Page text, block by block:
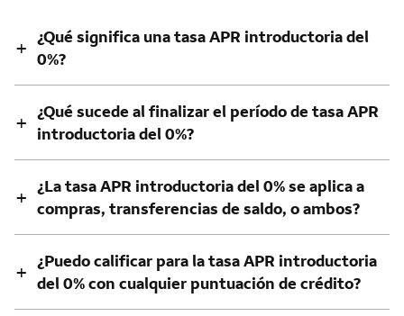
+ ¿Qué significa una tasa APR introductoria del
0%?
+ ¿Qué sucede al finalizar el período de tasa APR
introductoria del 0%?
+ ¿La tasa APR introductoria del 0% se aplica a
compras, transferencias de saldo, o ambos?
+ ¿Puedo calificar para la tasa APR introductoria
del 0% con cualquier puntuación de crédito?